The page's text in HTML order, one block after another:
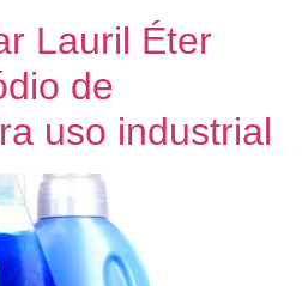
Lauril Éter
de
uso industrial